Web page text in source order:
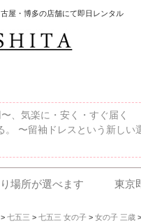
屋・博多の店舗にて即日レンタル
、気楽に・安く・すぐ届く
〜留袖ドレスという新しい
場所が選べます 東京
七五三 > 七五三 女の子 > 女の子 三歳>